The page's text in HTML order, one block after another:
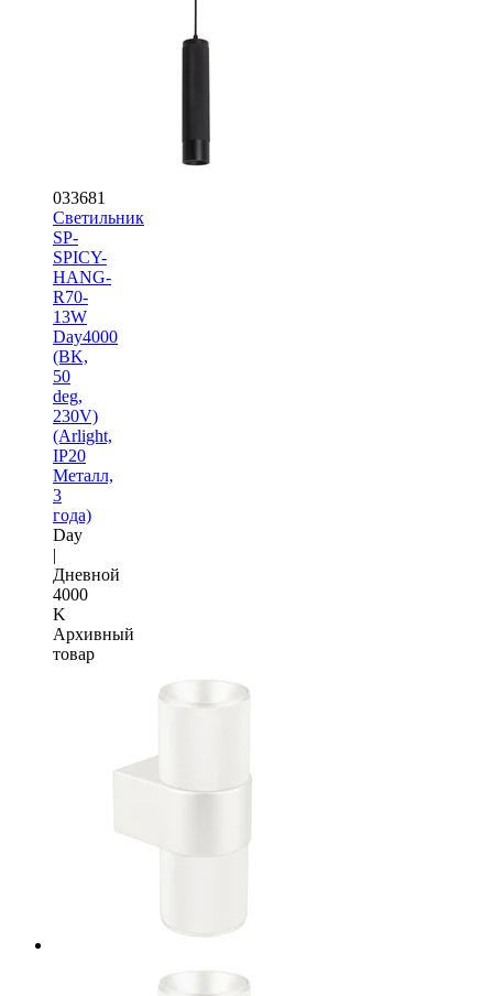
033681
Светильник
SP-
SPICY-
HANG-
R70-
13W
Day4000
(BK,
50
deg,
230V)
(Arlight,
IP20
Металл,
3
года)
Day
|
Дневной
4000
K
Архивный
товар